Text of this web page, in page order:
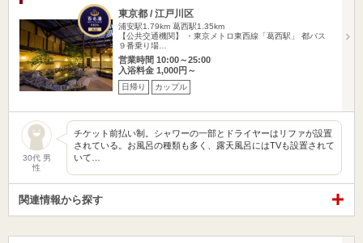
東京都 / 江戸川区
浦安駅1.79km 葛西駅1.35km
【公共交通機関】 ・東京メトロ東西線「葛西駅」 都バス
９番乗り場…
営業時間 10:00～25:00
入浴料金 1,000円～
日帰り カップル
30代 男
性
チケット前払い制。シャワーの一部とドライヤーはリファが設置
されている。お風呂の種類も多く、露天風呂にはTVも設置されて
いて…
関連情報から探す